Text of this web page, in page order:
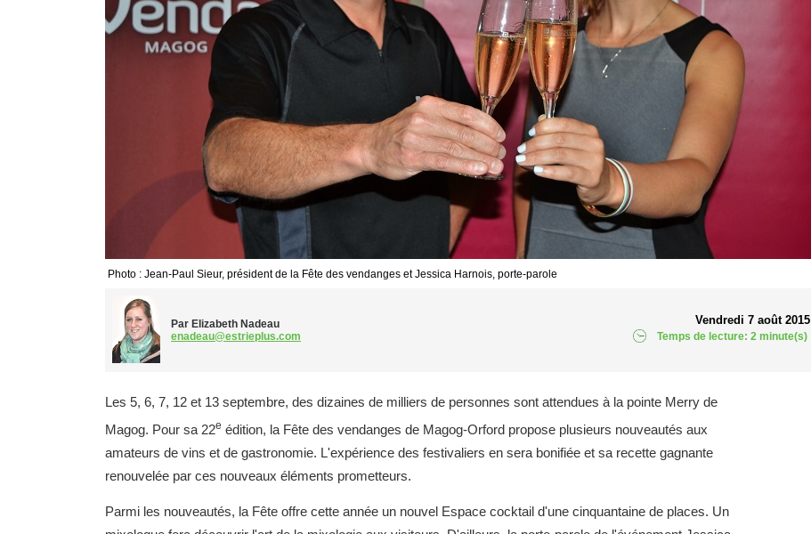
Photo : Jean-Paul Sieur, président de la Fête des vendanges et Jessica Harnois, porte-parole
Par Elizabeth Nadeau
enadeau@estrieplus.com
Vendredi 7 août 2015
Temps de lecture: 2 minute(s)
Les 5, 6, 7, 12 et 13 septembre, des dizaines de milliers de personnes sont attendues à la pointe Merry de
Magog. Pour sa 22e édition, la Fête des vendanges de Magog-Orford propose plusieurs nouveautés aux
amateurs de vins et de gastronomie. L'expérience des festivaliers en sera bonifiée et sa recette gagnante
renouvelée par ces nouveaux éléments prometteurs.
Parmi les nouveautés, la Fête offre cette année un nouvel Espace cocktail d'une cinquantaine de places. Un